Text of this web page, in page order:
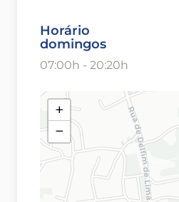
Horário
domingos
07:00h - 20:20h
+
−